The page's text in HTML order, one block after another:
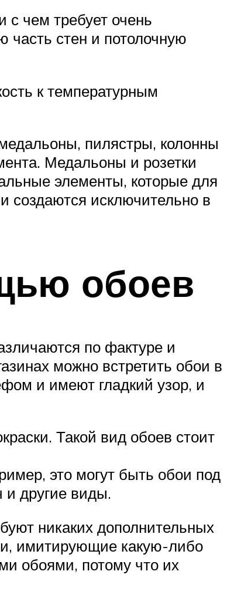
с чем требует очень
стен и потолочную
к температурным
пилястры, колонны
Медальоны и розетки
элементы, которые для
создаются исключительно в
обоев
по фактуре и
можно встретить обои в
и имеют гладкий узор, и
Такой вид обоев стоит
это могут быть обои под
и другие виды.
никаких дополнительных
имитирующие какую-либо
обоями, потому что их